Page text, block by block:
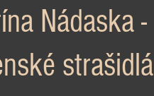
Nádaska -
strašidlá